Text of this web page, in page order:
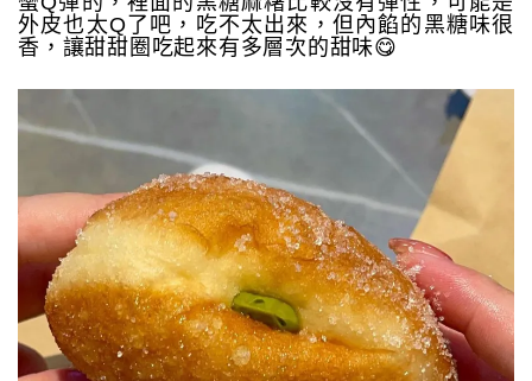
外皮也太Q了吧，吃不太出來，但內餡的黑糖味很
香，讓甜甜圈吃起來有多層次的甜味😋